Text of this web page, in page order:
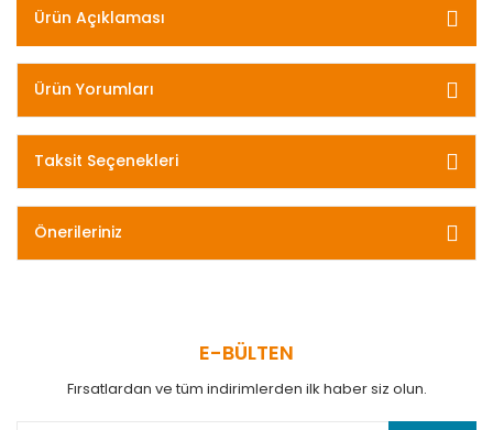
Ürün Açıklaması
Ürün Yorumları
Taksit Seçenekleri
Önerileriniz
E-BÜLTEN
Fırsatlardan ve tüm indirimlerden ilk haber siz olun.